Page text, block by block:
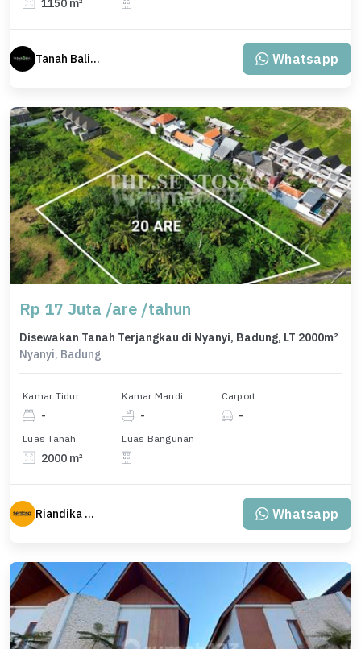
1150 m²
Tanah Bali Real Estate Whatsapp
Rp 17 Juta /are /tahun
Disewakan Tanah Terjangkau di Nyanyi, Badung, LT 2000m²
Nyanyi, Badung
Kamar Tidur
-
Kamar Mandi
-
Carport
-
Luas Tanah
2000 m²
Luas Bangunan
Riandika Sentosa Whatsapp